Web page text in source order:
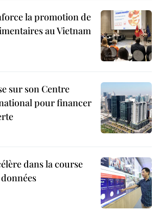
la promotion de
au Vietnam
sur son Centre
pour financer
dans la course